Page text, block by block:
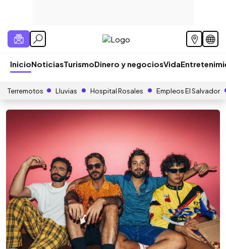
InicioNoticiasTurismoDinero y negociosVida
Terremotos Lluvias Hospital Rosales Empleos El Salvador